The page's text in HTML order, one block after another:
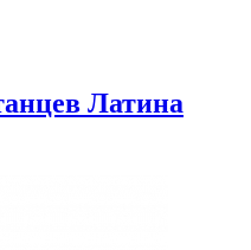
Латина